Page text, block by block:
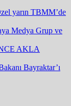
yarın TBMM’de
Medya Grup ve
AKLA
Bayraktar’ı